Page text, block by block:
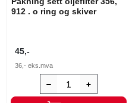
912 . o ring og skiver
45,-
36,- eks.mva